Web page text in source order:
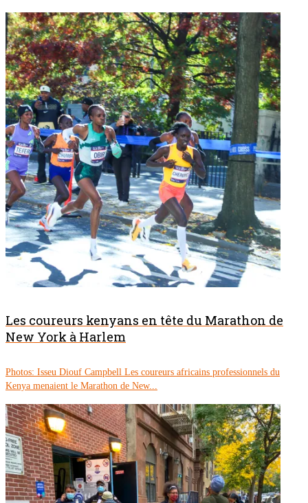
Les coureurs kenyans en tête du Marathon de
New York à Harlem
Photos: Isseu Diouf Campbell Les coureurs africains professionnels du
Kenya menaient le Marathon de New...